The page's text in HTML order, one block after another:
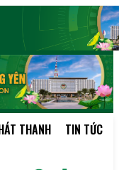
THANH TIN TỨC